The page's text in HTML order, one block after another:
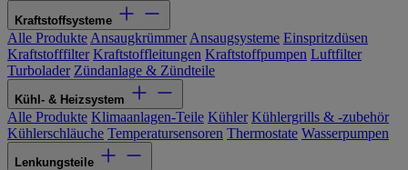
Kraftstoffsysteme
Alle Produkte Ansaugkrümmer Ansaugsysteme Einspritzdüsen
Kraftstofffilter Kraftstoffleitungen Kraftstoffpumpen Luftfilter
Turbolader Zündanlage & Zündteile
Kühl- & Heizsystem
Alle Produkte Klimaanlagen-Teile Kühler Kühlergrills & -zubehör
Kühlerschläuche Temperatursensoren Thermostate Wasserpumpen
Lenkungsteile